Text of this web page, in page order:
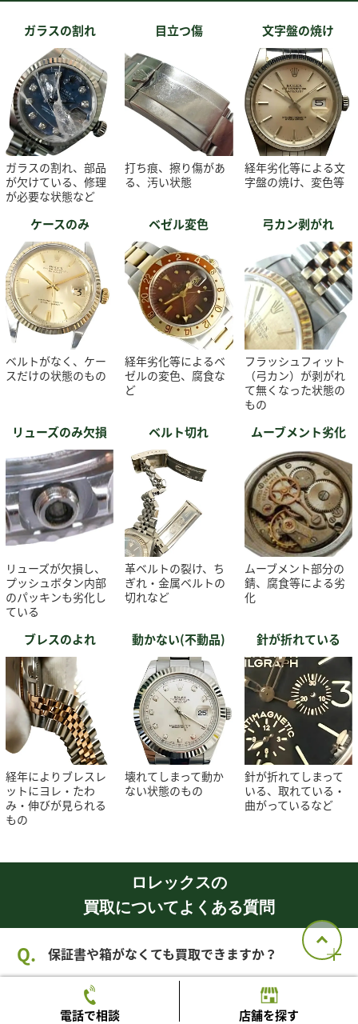
ガラスの割れ
ガラスの割れ、部品
が欠けている、修理
が必要な状態など
目立つ傷
打ち痕、擦り傷があ
る、汚い状態
文字盤の焼け
経年劣化等による文
字盤の焼け、変色等
ケースのみ
ベルトがなく、ケー
スだけの状態のもの
ベゼル変色
経年劣化等によるベ
ゼルの変色、腐食な
ど
弓カン剥がれ
フラッシュフィット
（弓カン）が剥がれ
て無くなった状態の
もの
リューズのみ欠損
リューズが欠損し、
プッシュボタン内部
のパッキンも劣化し
ている
ベルト切れ
革ベルトの裂け、ち
ぎれ・金属ベルトの
切れなど
ムーブメント劣化
ムーブメント部分の
錆、腐食等による劣
化
ブレスのよれ
経年によりブレスレ
ットにヨレ・たわ
み・伸びが見られる
もの
動かない(不動品)
壊れてしまって動か
ない状態のもの
針が折れている
針が折れてしまって
いる、取れている・
曲がっているなど
ロレックスの
買取についてよくある質問
保証書や箱がなくても買取できますか？
動いていないロレックスでも買取できますか？
電話で相談 店舗を探す